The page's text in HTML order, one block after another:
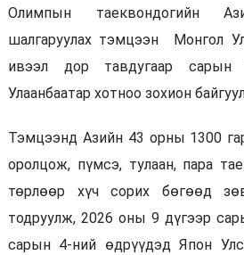
Олимпын таеквондогийн
шалгаруулах тэмцээн Монгол
ивээл дор тавдугаар сарын
Улаанбаатар хотноо зохион
Тэмцээнд Азийн 43 орны 1300
оролцож, пүмсэ, тулаан, пара
төрлөөр хүч сорих бөгөөд
тодруулж, 2026 оны 9 дүгээр
сарын 4-ний өдрүүдэд Япон